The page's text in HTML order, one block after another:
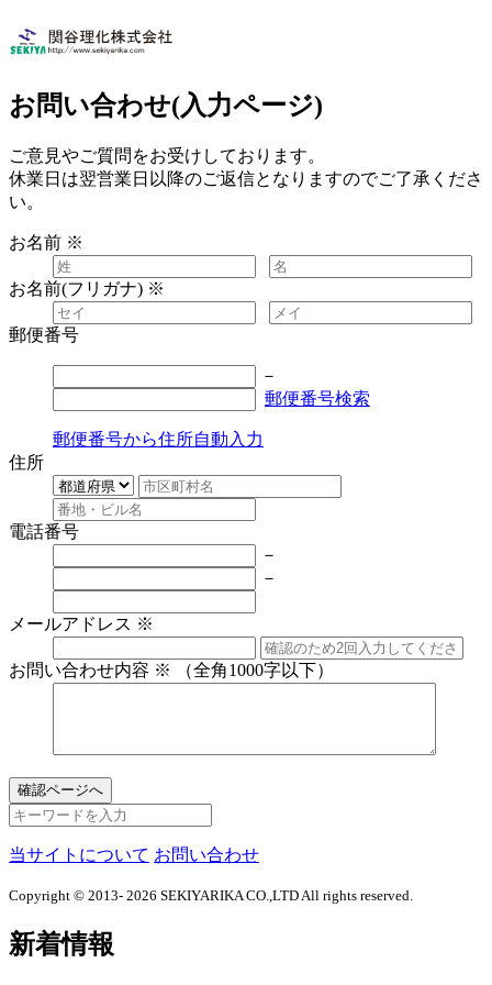
お問い合わせ(入力ページ)
ご意見やご質問をお受けしております。
休業日は翌営業日以降のご返信となりますのでご了承くださ
い。
お名前 ※
お名前(フリガナ) ※
郵便番号
－
郵便番号検索
郵便番号から住所自動入力
住所
電話番号
－
－
メールアドレス ※
お問い合わせ内容 ※ （全角1000字以下）
当サイトについて お問い合わせ
Copyright © 2013- 2026 SEKIYARIKA CO.,LTD All rights reserved.
新着情報